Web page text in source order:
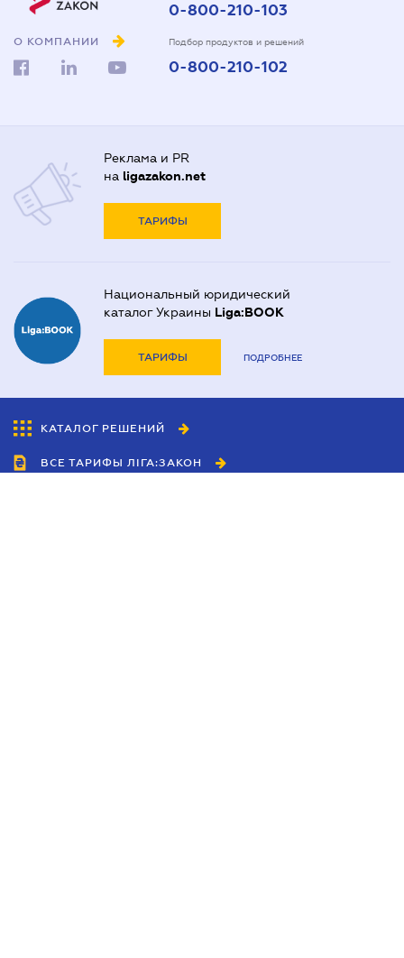
О КОМПАНИИ
0-800-210-103
Подбор продуктов и решений
0-800-210-102
Реклама и PR
на ligazakon.net
ТАРИФЫ
Национальный юридический
каталог Украины Liga:BOOK
ТАРИФЫ ПОДРОБНЕЕ
КАТАЛОГ РЕШЕНИЙ
ВСЕ ТАРИФЫ ЛІГА:ЗАКОН